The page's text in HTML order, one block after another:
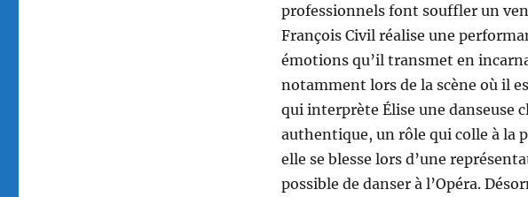
professionnels font souffler un
François Civil réalise une
émotions qu’il transmet en
notamment lors de la scène où il
qui interprète Élise une danseuse
authentique, un rôle qui colle à la
elle se blesse lors d’une
possible de danser à l’Opéra.